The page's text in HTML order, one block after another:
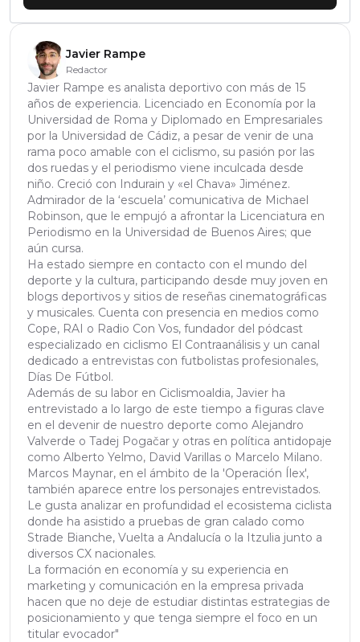
Javier Rampe
Redactor
Javier Rampe es analista deportivo con más de 15
años de experiencia. Licenciado en Economía por la
Universidad de Roma y Diplomado en Empresariales
por la Universidad de Cádiz, a pesar de venir de una
rama poco amable con el ciclismo, su pasión por las
dos ruedas y el periodismo viene inculcada desde
niño. Creció con Indurain y «el Chava» Jiménez.
Admirador de la ‘escuela’ comunicativa de Michael
Robinson, que le empujó a afrontar la Licenciatura en
Periodismo en la Universidad de Buenos Aires; que
aún cursa.
Ha estado siempre en contacto con el mundo del
deporte y la cultura, participando desde muy joven en
blogs deportivos y sitios de reseñas cinematográficas
y musicales. Cuenta con presencia en medios como
Cope, RAI o Radio Con Vos, fundador del pódcast
especializado en ciclismo El Contraanálisis y un canal
dedicado a entrevistas con futbolistas profesionales,
Días De Fútbol.
Además de su labor en Ciclismoaldia, Javier ha
entrevistado a lo largo de este tiempo a figuras clave
en el devenir de nuestro deporte como Alejandro
Valverde o Tadej Pogačar y otras en política antidopaje
como Alberto Yelmo, David Varillas o Marcelo Milano.
Marcos Maynar, en el ámbito de la 'Operación Ílex',
también aparece entre los personajes entrevistados.
Le gusta analizar en profundidad el ecosistema ciclista
donde ha asistido a pruebas de gran calado como
Strade Bianche, Vuelta a Andalucía o la Itzulia junto a
diversos CX nacionales.
La formación en economía y su experiencia en
marketing y comunicación en la empresa privada
hacen que no deje de estudiar distintas estrategias de
posicionamiento y que tenga siempre el foco en un
titular evocador"